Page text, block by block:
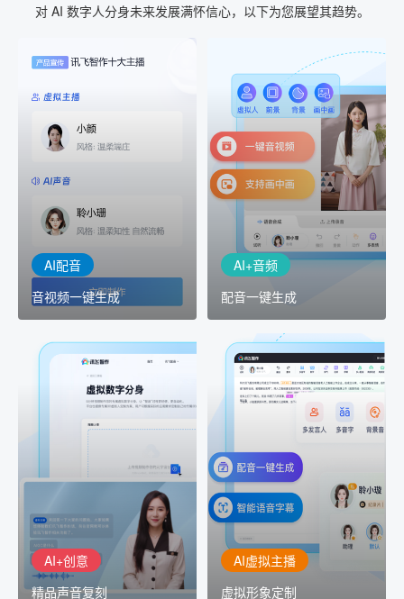
对 AI 数字人分身未来发展满怀信心，以下为您展望其趋势。
AI配音
音视频一键生成
AI配音
音视频一键生成
室"中输入文本或录音，一
出
AI+音频
配音一键生成
AI+音频
配音一键生成
AI+音频：基于全球领先的
TTS能力打造的AI音频制作
工具，输入文本、选择发
音人即可一键生成专业音
AI+创意
精品声音复刻
AI+创意
精品声音复刻
AI+创意：AIGC 能力集中
展示窗口，体验 AIGC 给
生活和生产带来的改变
AI虚拟主播
虚拟形象定制
讯飞智作：让每一个内容
创作者高效生产灵活定制